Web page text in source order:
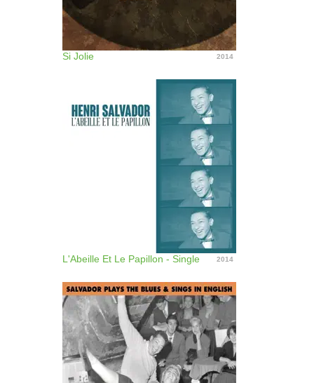
Si Jolie 2014
L'Abeille Et Le Papillon - Single 2014